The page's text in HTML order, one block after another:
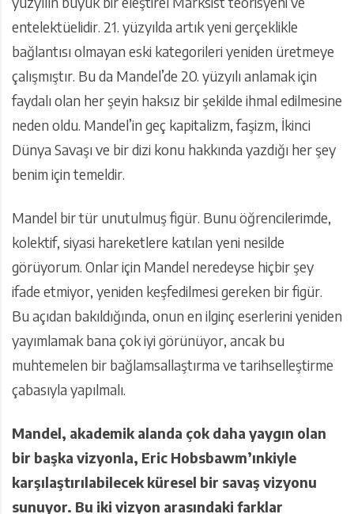
entelektüelidir. 21. yüzyılda artık yeni gerçeklikle
bağlantısı olmayan eski kategorileri yeniden üretmeye
çalışmıştır. Bu da Mandel’de 20. yüzyılı anlamak için
faydalı olan her şeyin haksız bir şekilde ihmal edilmesine
neden oldu. Mandel’in geç kapitalizm, faşizm, İkinci
Dünya Savaşı ve bir dizi konu hakkında yazdığı her şey
benim için temeldir.
Mandel bir tür unutulmuş figür. Bunu öğrencilerimde,
kolektif, siyasi hareketlere katılan yeni nesilde
görüyorum. Onlar için Mandel neredeyse hiçbir şey
ifade etmiyor, yeniden keşfedilmesi gereken bir figür.
Bu açıdan bakıldığında, onun en ilginç eserlerini yeniden
yayımlamak bana çok iyi görünüyor, ancak bu
muhtemelen bir bağlamsallaştırma ve tarihselleştirme
çabasıyla yapılmalı.
Mandel, akademik alanda çok daha yaygın olan
bir başka vizyonla, Eric Hobsbawm’ınkiyle
karşılaştırılabilecek küresel bir savaş vizyonu
sunuyor. Bu iki vizyon arasındaki farklar